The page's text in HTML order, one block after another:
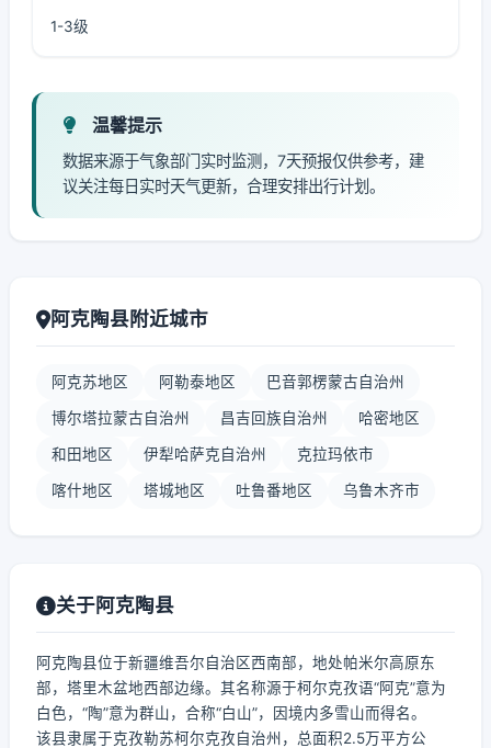
1-3级
温馨提示
数据来源于气象部门实时监测，7天预报仅供参考，建
议关注每日实时天气更新，合理安排出行计划。
阿克陶县附近城市
阿克苏地区 阿勒泰地区 巴音郭楞蒙古自治州
博尔塔拉蒙古自治州 昌吉回族自治州 哈密地区
和田地区 伊犁哈萨克自治州 克拉玛依市
喀什地区 塔城地区 吐鲁番地区 乌鲁木齐市
关于阿克陶县
阿克陶县位于新疆维吾尔自治区西南部，地处帕米尔高原东
部，塔里木盆地西部边缘。其名称源于柯尔克孜语“阿克”意为
白色，“陶”意为群山，合称“白山”，因境内多雪山而得名。
该县隶属于克孜勒苏柯尔克孜自治州，总面积2.5万平方公